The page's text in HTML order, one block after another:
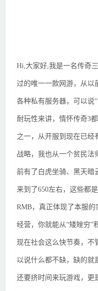
Hi,大家好,我是一名传奇
过的唯一一款网游，从以
各种私有服务器，可以说
耐玩性来讲，情怀传奇3
之一，从开服到现在已经
战略，我也从一个贫民法
前有了白虎坐骑、黑天暗
来到了650左右，这些都
RMB，真正体现了本服
经营，你就能从“矮矬穷”
现在社会这么快节奏，不
以说什么都不缺，缺的就
还要挤时间来玩游戏，更